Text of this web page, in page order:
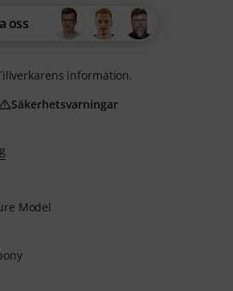
Model
oss
information.
Säkerhetsvarningar